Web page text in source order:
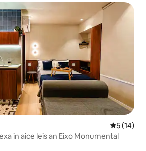
5 (14)
in aice leis an Eixo Monumental